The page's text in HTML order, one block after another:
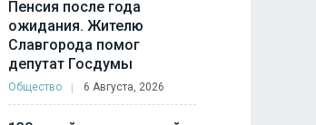
Пенсия после года
ожидания. Жителю
Славгорода помог
депутат Госдумы
Общество 6 Августа, 2026